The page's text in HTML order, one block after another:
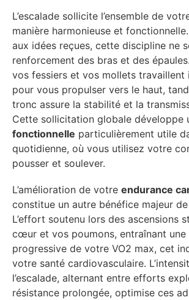
L’escalade sollicite l’ensemble de
manière harmonieuse et
aux idées reçues, cette discipline ne
renforcement des bras et des
vos fessiers et vos mollets travaillent
pour vous propulser vers le haut,
tronc assure la stabilité et la
Cette sollicitation globale développe
fonctionnelle particulièrement utile
quotidienne, où vous utilisez votre
pousser et soulever.
L’amélioration de votre endurance
constitue un autre bénéfice majeur
L’effort soutenu lors des ascensions
cœur et vos poumons, entraînant une
progressive de votre VO2 max, cet
votre santé cardiovasculaire.
l’escalade, alternant entre efforts
résistance prolongée, optimise ces